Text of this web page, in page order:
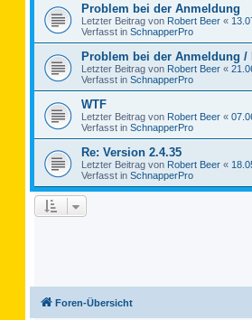
Problem bei der Anmeldung
Letzter Beitrag von Robert Beer «
Verfasst in SchnapperPro
Problem bei der Anmeldung /
Letzter Beitrag von Robert Beer «
Verfasst in SchnapperPro
WTF
Letzter Beitrag von Robert Beer «
Verfasst in SchnapperPro
Re: Version 2.4.35
Letzter Beitrag von Robert Beer «
Verfasst in SchnapperPro
Foren-Übersicht